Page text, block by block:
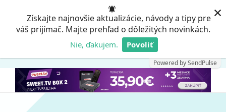
Získajte najnovšie aktualizácie, návody a tipy pre
váš prijímač. Majte prehľad o dôležitých novinkách.
Nie, ďakujem. Povoliť
Powered by SendPulse
×